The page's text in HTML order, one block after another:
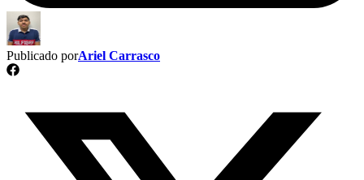
Publicado porAriel Carrasco